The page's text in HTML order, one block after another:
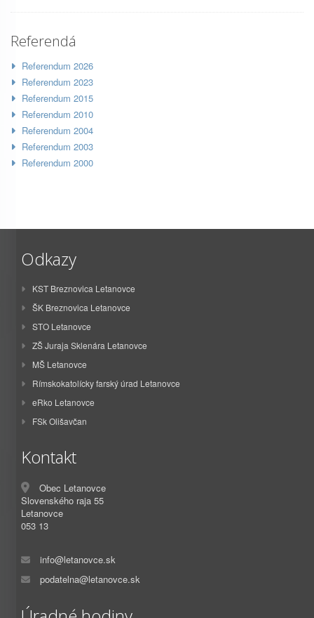
Referendá
Referendum 2026
Referendum 2023
Referendum 2015
Referendum 2010
Referendum 2004
Referendum 2003
Referendum 2000
Odkazy
KST Breznovica Letanovce
ŠK Breznovica Letanovce
STO Letanovce
ZŠ Juraja Sklenára Letanovce
MŠ Letanovce
Rímskokatolícky farský úrad Letanovce
eRko Letanovce
FSk Olišavčan
Kontakt
Obec Letanovce
Slovenského raja 55
Letanovce
053 13
info@letanovce.sk
podatelna@letanovce.sk